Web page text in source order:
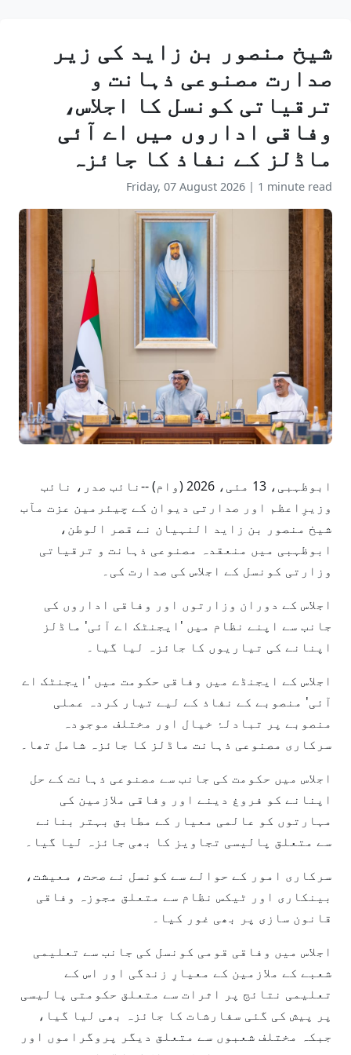
شیخ منصور بن زاید کی زیر
صدارت مصنوعی ذہانت و
ترقیاتی کونسل کا اجلاس،
وفاقی اداروں میں اے آئی
ماڈلز کے نفاذ کا جائزہ
Friday, 07 August 2026 | 1 minute read
ابوظہبی، 13 مئی، 2026 (وام) --نائب صدر، نائب
وزیرِاعظم اور صدارتی دیوان کے چیئرمین عزت مآب
شیخ منصور بن زاید النہیان نے قصر الوطن،
ابوظہبی میں منعقدہ مصنوعی ذہانت و ترقیاتی
وزارتی کونسل کے اجلاس کی صدارت کی۔
اجلاس کے دوران وزارتوں اور وفاقی اداروں کی
جانب سے اپنے نظام میں 'ایجنٹک اے آئی' ماڈلز
اپنانے کی تیاریوں کا جائزہ لیا گیا۔
اجلاس کے ایجنڈے میں وفاقی حکومت میں 'ایجنٹک اے
آئی' منصوبے کے نفاذ کے لیے تیار کردہ عملی
منصوبے پر تبادلۂ خیال اور مختلف موجودہ
سرکاری مصنوعی ذہانت ماڈلز کا جائزہ شامل تھا۔
اجلاس میں حکومت کی جانب سے مصنوعی ذہانت کے حل
اپنانے کو فروغ دینے اور وفاقی ملازمین کی
مہارتوں کو عالمی معیار کے مطابق بہتر بنانے
سے متعلق پالیسی تجاویز کا بھی جائزہ لیا گیا۔
سرکاری امور کے حوالے سے کونسل نے صحت، معیشت،
بینکاری اور ٹیکس نظام سے متعلق مجوزہ وفاقی
قانون سازی پر بھی غور کیا۔
اجلاس میں وفاقی قومی کونسل کی جانب سے تعلیمی
شعبے کے ملازمین کے معیارِ زندگی اور اس کے
تعلیمی نتائج پر اثرات سے متعلق حکومتی پالیسی
پر پیش کی گئی سفارشات کا جائزہ بھی لیا گیا،
جبکہ مختلف شعبوں سے متعلق دیگر پروگراموں اور